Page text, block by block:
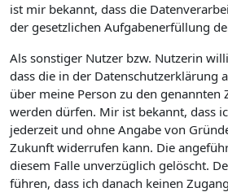
ist mir bekannt, dass die
der gesetzlichen Aufgabenerfüllung
Als sonstiger Nutzer bzw. Nutzerin
dass die in der Datenschutzerklärung
über meine Person zu den genannten
werden dürfen. Mir ist bekannt, dass
jederzeit und ohne Angabe von
Zukunft widerrufen kann. Die
diesem Falle unverzüglich gelöscht.
führen, dass ich danach keinen